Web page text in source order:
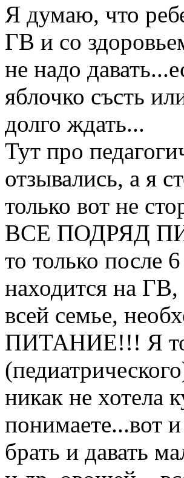
Я думаю, что
ГВ и со
не надо
яблочко състь
долго ждать...
Тут про
отзывались, а я
только вот не
ВСЕ ПОДРЯД
то только после
находится на
всей семье,
ПИТАНИЕ!!! Я
никак не хотела
понимаете...вот и
брать и давать